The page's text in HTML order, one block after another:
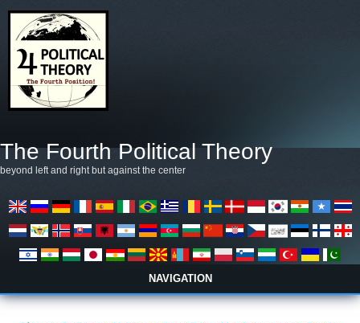
The Fourth Political Theory
beyond left and right but against the center
NAVIGATION